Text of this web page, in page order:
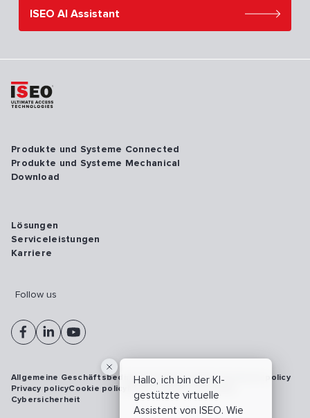
ISEO AI Assistant
Hallo, ich bin der KI-
gestützte virtuelle
Assistent von ISEO. Wie
Produkte und Systeme Connected
Produkte und Systeme Mechanical
Download
Lösungen
Serviceleistungen
Karriere
Follow us
Allgemeine GeschäftsbedingungenVulnerability disclosure policy
Privacy policyCookie policy
Cybersicherheit